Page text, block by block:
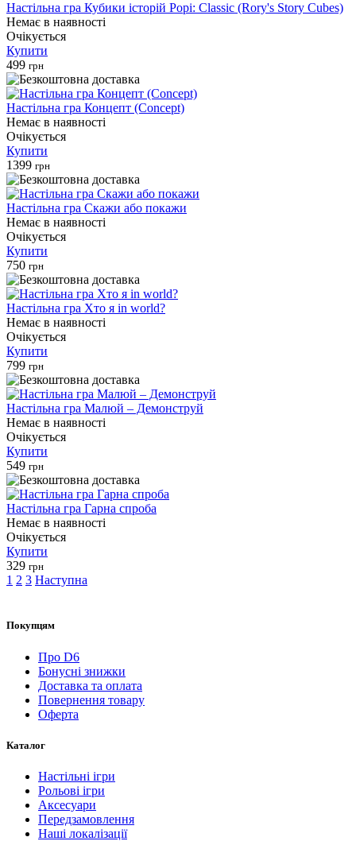
Настільна гра Кубики історій Рорі: Classic (Rory's Story Cubes)
Немає в наявності
Очікується
Купити
499 грн
Настільна гра Концепт (Concept)
Немає в наявності
Очікується
Купити
1399 грн
Настільна гра Скажи або покажи
Немає в наявності
Очікується
Купити
750 грн
Настільна гра Хто я in world?
Немає в наявності
Очікується
Купити
799 грн
Настільна гра Малюй – Демонструй
Немає в наявності
Очікується
Купити
549 грн
Настільна гра Гарна спроба
Немає в наявності
Очікується
Купити
329 грн
1 2 3 Наступна
Покупцям
Про D6
Бонусні знижки
Доставка та оплата
Повернення товару
Оферта
Каталог
Настільні ігри
Рольові ігри
Аксесуари
Передзамовлення
Наші локалізації